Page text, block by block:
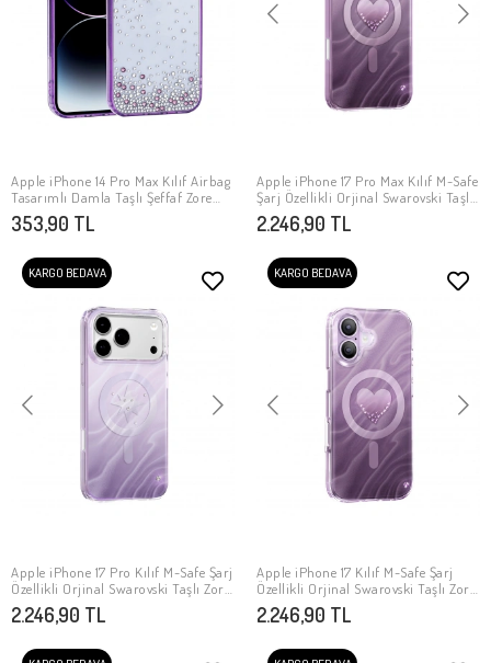
SEPETE EKLE
Apple iPhone 14 Pro Max Kılıf Airbag
Tasarımlı Damla Taşlı Şeffaf Zore
Pera Silikon Kapak
353,90 TL
SEPETE EKLE
Apple iPhone 17 Pro Max Kılıf M-Safe
Şarj Özellikli Orjinal Swarovski Taşlı
Zore Paris Rovix Sert PC Kapak
2.246,90 TL
KARGO BEDAVA
SEPETE EKLE
Apple iPhone 17 Pro Kılıf M-Safe Şarj
Özellikli Orjinal Swarovski Taşlı Zore
Paris Rovix Sert PC Kapak
2.246,90 TL
KARGO BEDAVA
SEPETE EKLE
Apple iPhone 17 Kılıf M-Safe Şarj
Özellikli Orjinal Swarovski Taşlı Zore
Paris Rovix Sert PC Kapak
2.246,90 TL